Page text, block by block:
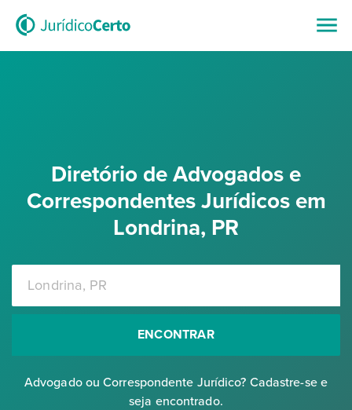
Diretório de Advogados e
Correspondentes Jurídicos em
Londrina, PR
ENCONTRAR
Advogado ou Correspondente Jurídico? Cadastre-se e
seja encontrado.